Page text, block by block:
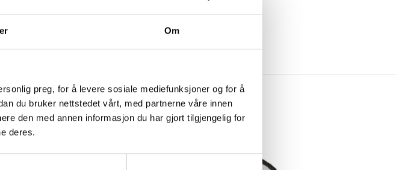
Om
preg, for å levere sosiale mediefunksjoner og for å
du bruker nettstedet vårt, med partnerne våre innen
den med annen informasjon du har gjort tilgjengelig for
deres.